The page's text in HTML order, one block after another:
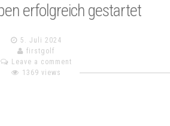
erfolgreich gestartet
5. Juli 2024
firstgolf
Leave a comment
1369 views